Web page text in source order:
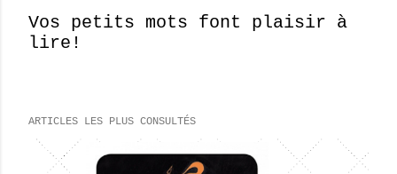
E
g
Vos petits mots font plaisir à
lire!
ARTICLES LES PLUS CONSULTÉS